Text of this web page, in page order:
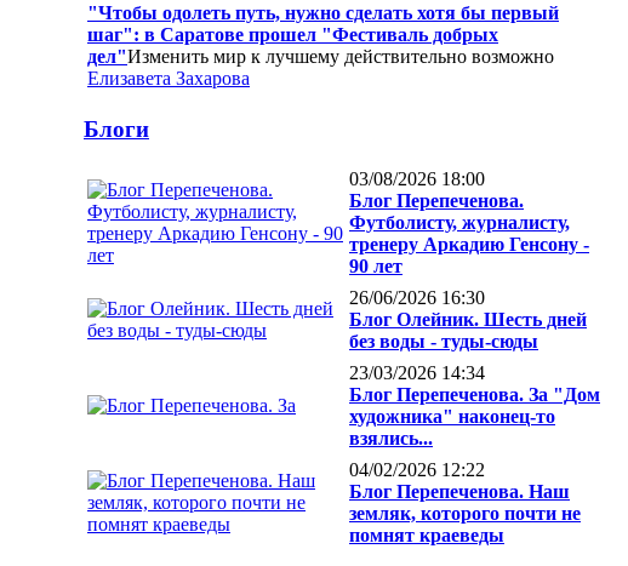
"Чтобы одолеть путь, нужно сделать хотя бы первый
шаг": в Саратове прошел "Фестиваль добрых
дел"Изменить мир к лучшему действительно возможно
Елизавета Захарова
Блоги
03/08/2026 18:00
Блог Перепеченова.
Футболисту, журналисту,
тренеру Аркадию Генсону -
90 лет
26/06/2026 16:30
Блог Олейник. Шесть дней
без воды - туды-сюды
23/03/2026 14:34
Блог Перепеченова. За "Дом
художника" наконец-то
взялись...
04/02/2026 12:22
Блог Перепеченова. Наш
земляк, которого почти не
помнят краеведы